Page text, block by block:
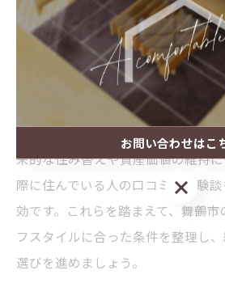
備の新しさだけでなく、過去のメン
記録がしっかり残されているかも
ます。舞鶴市では、空き家や古民
理状態や地域の環境も確認しましょ
また、省エネ性能や耐震性が確保
来的な住み替えや資産価値の維持
際に住んでいる人の口コミや体験
効です。これらを踏まえて、舞鶴
フスタイルに合った条件を整理し
選びを進めましょう。
お問い合わせはこ
お問い合わせはこ